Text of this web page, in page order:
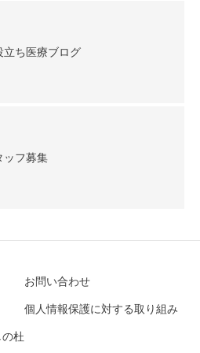
立ち医療ブログ
ッフ募集
お問い合わせ
個人情報保護に対する取り組み
杜